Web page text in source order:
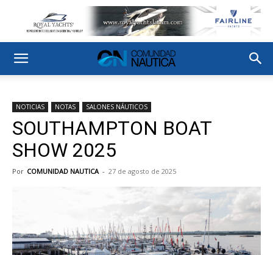
NOTICIAS NOTAS SALONES NÁUTICOS
SOUTHAMPTON BOAT
SHOW 2025
Por COMUNIDAD NAUTICA - 27 de agosto de 2025